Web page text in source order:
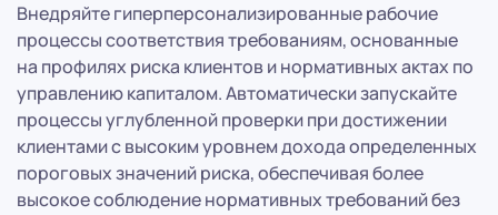
Внедряйте гиперперсонализированные рабочие
процессы соответствия требованиям, основанные
на профилях риска клиентов и нормативных актах по
управлению капиталом. Автоматически запускайте
процессы углубленной проверки при достижении
клиентами с высоким уровнем дохода определенных
пороговых значений риска, обеспечивая более
высокое соблюдение нормативных требований без